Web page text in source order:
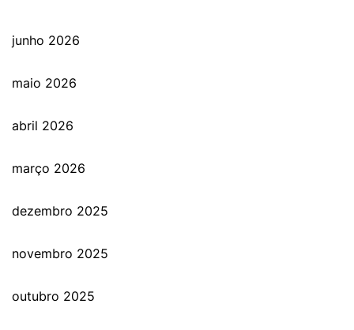
junho 2026
maio 2026
abril 2026
março 2026
dezembro 2025
novembro 2025
outubro 2025